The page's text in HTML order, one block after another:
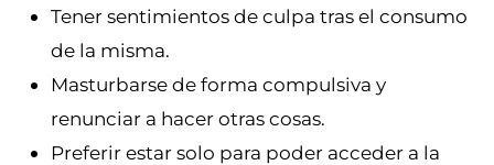
Tener sentimientos de culpa tras el consumo
de la misma.
Masturbarse de forma compulsiva y
renunciar a hacer otras cosas.
Preferir estar solo para poder acceder a la